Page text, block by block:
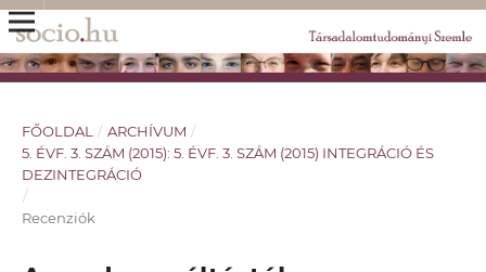
FŐOLDAL / ARCHÍVUM /
5. ÉVF. 3. SZÁM (2015): 5. ÉVF. 3. SZÁM (2015) INTEGRÁCIÓ ÉS
DEZINTEGRÁCIÓ
/
Recenziók